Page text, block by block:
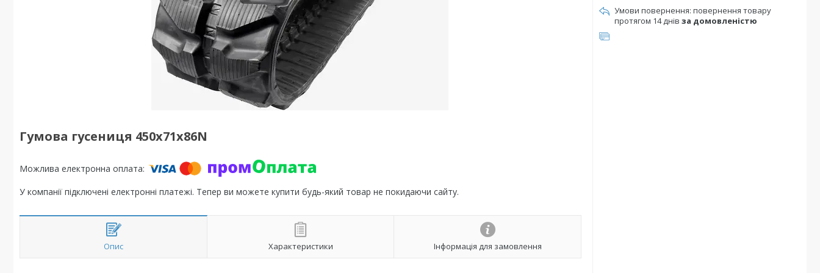
Гумова гусениця 450х71х86N
У компанії підключені електронні платежі. Тепер ви можете купити будь-який товар не покидаючи сайту.
Опис Характеристики Інформація для замовлення
повернення товару
протягом 14 днів за домовленістю